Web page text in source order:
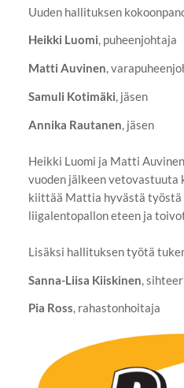
Uuden hallituksen
Heikki Luomi, puheenjohtaja
Matti Auvinen,
Samuli Kotimäki, jäsen
Annika Rautanen, jäsen
Heikki Luomi ja Matti
vuoden jälkeen vetovastuuta
kiittää Mattia hyvästä työstä
liigalentopallon eteen ja
Lisäksi hallituksen työtä
Sanna-Liisa Kiiskinen ,
Pia Ross, rahastonhoitaja